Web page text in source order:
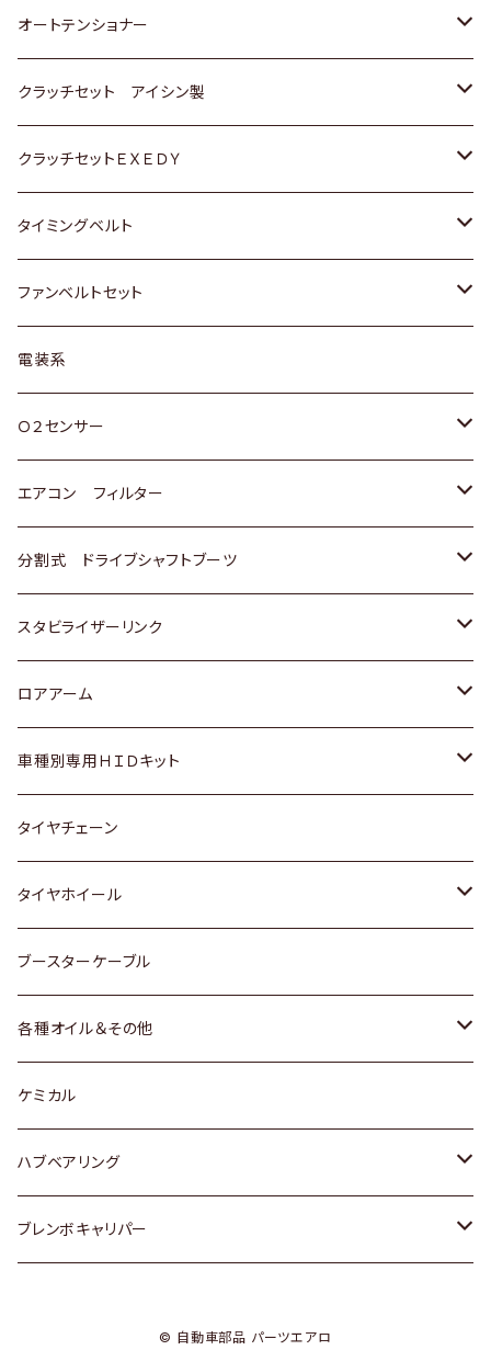
スバル
三菱
スバル
三菱
スバル
いすゞ
ダイハツ
マツダ
三菱
スバル
日野
GOLF
ＷＡＧＥＮ
アストロ（シボレー）
クライスラー
ＷＡＧＥＮ
ＶＯＬＶＯ
ホンダ
スズキ
日産
ダイハツ
マツダ
三菱
スバル
スズキ
ダイハツ
日産
ホンダ
マツダ
オートテンショナー
トヨタ
クラッチセット アイシン製
ホンダ
スズキ
ダイハツ
マツダ
三菱
スバル
クラッチセットＥＸＥＤＹ
ホンダ
スズキ
日産
ダイハツ
マツダ
三菱
スバル
タイミングベルト
トヨタ
スズキ
ダイハツ
三菱
スバル
ファンベルトセット
トヨタ
ホンダ
スズキ
日産
いすゞ
ダイハツ
マツダ
三菱
スバル
レクサス
電装系
Ｏ２センサー
トヨタ
ホンダ
スズキ
日産
ダイハツ
マツダ
三菱
スバル
エアコン フィルター
トヨタ
ホンダ
スズキ
日産
いすゞ
ダイハツ
マツダ
三菱
スバル
分割式 ドライブシャフトブーツ
トヨタ
ホンダ
スズキ
日産
ダイハツ
スバル
スタビライザーリンク
トヨタ
ホンダ
スズキ
日産
ダイハツ
マツダ
ロアアーム
ホンダ
スズキ
日産
ダイハツ
マツダ
スバル
車種別専用ＨＩＤキット
トヨタ
マツダ
タイヤチェーン
タイヤホイール
トヨタ
ホンダ
スズキ
日産
ダイハツ
ブースターケーブル
各種オイル＆その他
ディーデル洗浄添加剤
ケミカル
ハブベアリング
トヨタ
ブレンボキャリパー
© 自動車部品 パーツエアロ